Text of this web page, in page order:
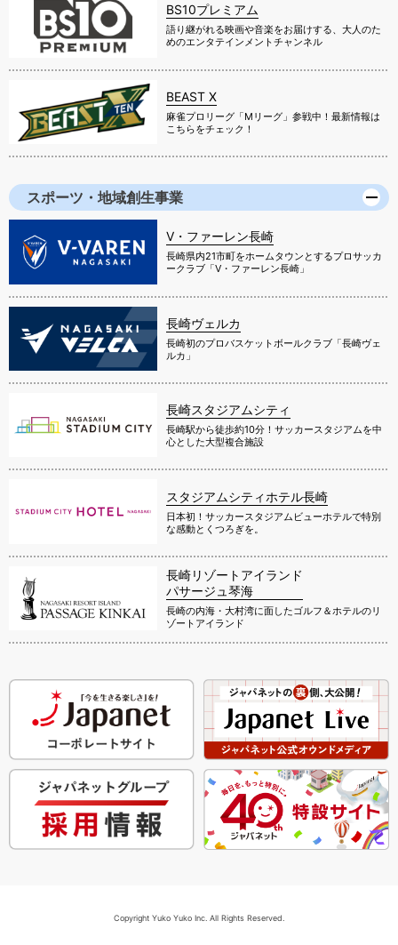
BS10プレミアム
語り継がれる映画や音楽をお届けする、大人のた
めのエンタテインメントチャンネル
BEAST X
麻雀プロリーグ「Mリーグ」参戦中！最新情報は
こちらをチェック！
スポーツ・地域創生事業
V・ファーレン長崎
長崎県内21市町をホームタウンとするプロサッカ
ークラブ「V・ファーレン長崎」
長崎ヴェルカ
長崎初のプロバスケットボールクラブ「長崎ヴェ
ルカ」
長崎スタジアムシティ
長崎駅から徒歩約10分！サッカースタジアムを中
心とした大型複合施設
スタジアムシティホテル長崎
日本初！サッカースタジアムビューホテルで特別
な感動とくつろぎを。
長崎リゾートアイランド
パサージュ琴海
長崎の内海・大村湾に面したゴルフ＆ホテルのリ
ゾートアイランド
Copyright Yuko Yuko Inc. All Rights Reserved.